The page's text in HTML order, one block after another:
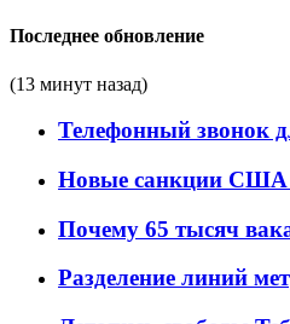
Последнее обновление
(13 минут назад)
Телефонный звонок
Новые санкции США
Почему 65 тысяч
Разделение линий